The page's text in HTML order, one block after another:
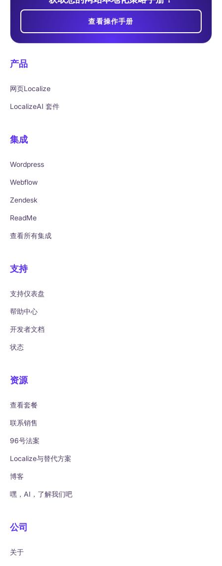
查看操作手册
产品
网页Localize
LocalizeAI 套件
集成
Wordpress
Webflow
Zendesk
ReadMe
查看所有集成
支持
支持仪表盘
帮助中心
开发者文档
状态
资源
查看套餐
联系销售
96号法案
Localize与替代方案
博客
嘿，AI，了解我们吧
公司
关于